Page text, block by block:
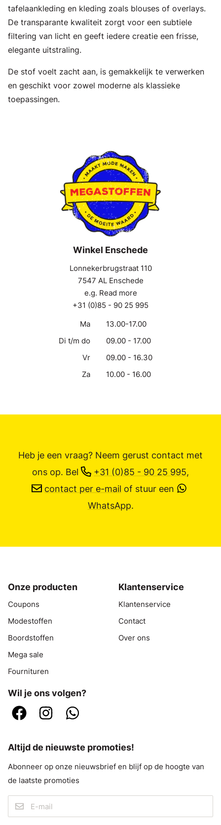
tafelaankleding en kleding zoals blouses of overlays.
De transparante kwaliteit zorgt voor een subtiele
filtering van licht en geeft iedere creatie een frisse,
elegante uitstraling.
De stof voelt zacht aan, is gemakkelijk te verwerken
en geschikt voor zowel moderne als klassieke
toepassingen.
Winkel Enschede
Lonnekerbrugstraat 110
7547 AL Enschede
e.g. Read more
+31 (0)85 - 90 25 995
Ma
13.00-17.00
Di t/m do
09.00 - 17.00
Vr
09.00 - 16.30
Za
10.00 - 16.00
Heb je een vraag? Neem gerust contact met
ons op. Bel +31 (0)85 - 90 25 995,
contact per e-mail of stuur een
WhatsApp.
Onze producten
Coupons
Modestoffen
Boordstoffen
Mega sale
Fournituren
Klantenservice
Klantenservice
Contact
Over ons
Wil je ons volgen?
Altijd de nieuwste promoties!
Abonneer op onze nieuwsbrief en blijf op de hoogte van
de laatste promoties